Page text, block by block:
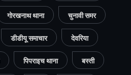
गोरखनाथ थाना चुनावी समर
डीडीयू समाचार देवरिया
पिपराइच थाना बस्ती